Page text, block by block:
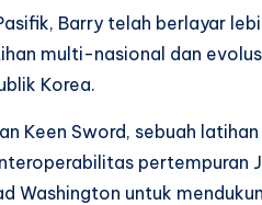
Barry telah berlayar
multi-nasional dan
Korea.
Keen Sword, sebuah
pertempuran
Washington untuk